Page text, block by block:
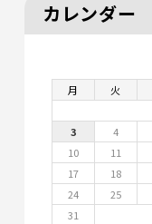
カレンダー
月 火
3
4
10
11
17
18
24
25
31